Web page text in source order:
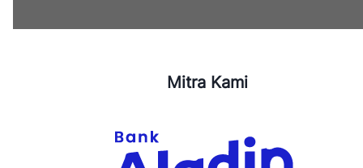
Mitra Kami